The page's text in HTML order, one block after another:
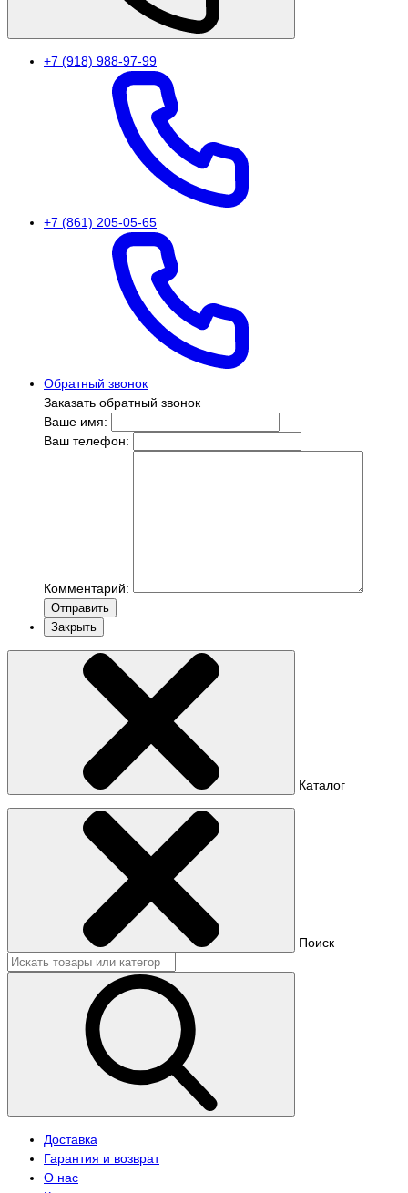
+7 (918) 988-97-99
+7 (861) 205-05-65
Обратный звонок
Заказать обратный звонок
Ваше имя:
Ваш телефон:
Комментарий:
Отправить
Закрыть
Каталог
Поиск
Доставка
Гарантия и возврат
О нас